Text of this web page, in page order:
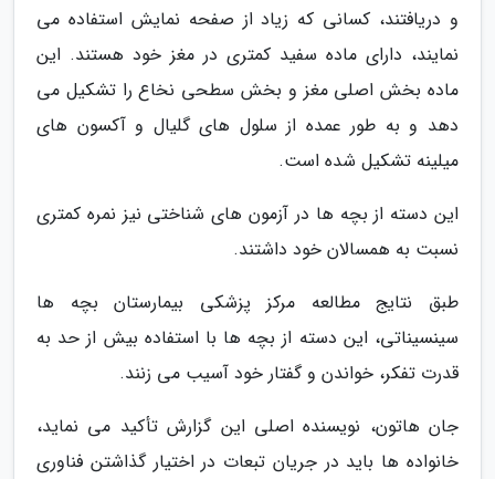
و دریافتند، کسانی که زیاد از صفحه نمایش استفاده می
نمایند، دارای ماده سفید کمتری در مغز خود هستند. این
ماده بخش اصلی مغز و بخش سطحی نخاع را تشکیل می
دهد و به طور عمده از سلول های گلیال و آکسون های
میلینه تشکیل شده است.
این دسته از بچه ها در آزمون های شناختی نیز نمره کمتری
نسبت به همسالان خود داشتند.
طبق نتایج مطالعه مرکز پزشکی بیمارستان بچه ها
سینسیناتی، این دسته از بچه ها با استفاده بیش از حد به
قدرت تفکر، خواندن و گفتار خود آسیب می زنند.
جان هاتون، نویسنده اصلی این گزارش تأکید می نماید،
خانواده ها باید در جریان تبعات در اختیار گذاشتن فناوری